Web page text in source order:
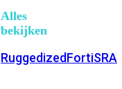
Alles
bekijken
RuggedizedFortiSRA